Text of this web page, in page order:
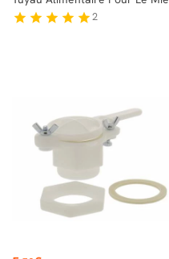
star star star star star2